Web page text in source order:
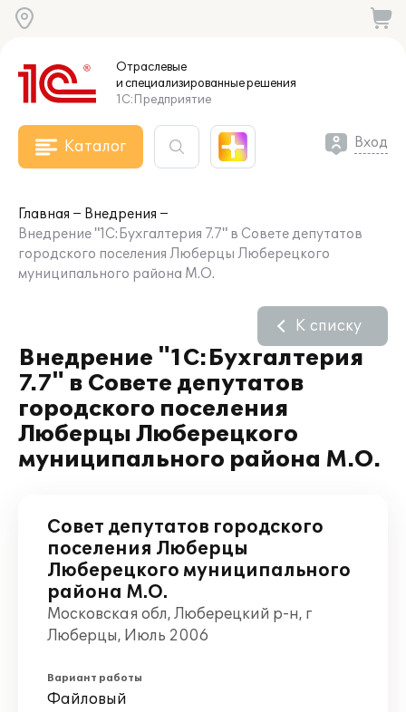
Отраслевые
и специализированныерешения
1С:Предприятие
Каталог Вход
Главная
Внедрения
Внедрение "1С:Бухгалтерия 7.7" в Совете депутатов
городского поселения Люберцы Люберецкого
муниципального района М.О.
Внедрение "1С:Бухгалтерия
7.7" в Совете депутатов
городского поселения
Люберцы Люберецкого
муниципального района М.О.
К списку
Совет депутатов городского
поселения Люберцы
Люберецкого муниципального
района М.О.
Московская обл, Люберецкий р-н, г
Люберцы, Июль 2006
Вариант работы
Файловый